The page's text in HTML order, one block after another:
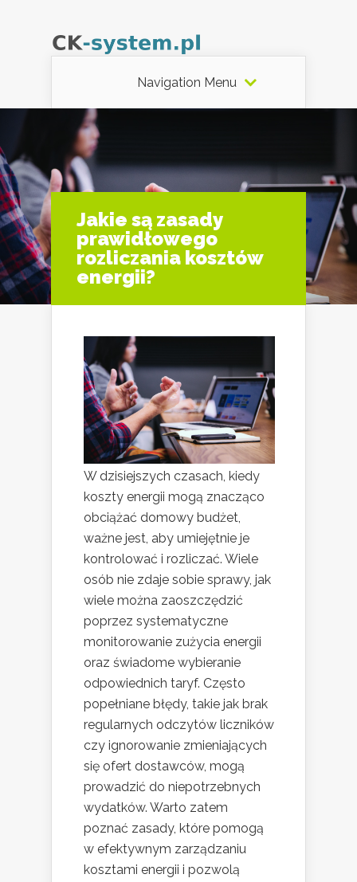
Navigation Menu
Jakie są zasady
prawidłowego
rozliczania kosztów
energii?
W dzisiejszych czasach, kiedy
koszty energii mogą znacząco
obciążać domowy budżet,
ważne jest, aby umiejętnie je
kontrolować i rozliczać. Wiele
osób nie zdaje sobie sprawy, jak
wiele można zaoszczędzić
poprzez systematyczne
monitorowanie zużycia energii
oraz świadome wybieranie
odpowiednich taryf. Często
popełniane błędy, takie jak brak
regularnych odczytów liczników
czy ignorowanie zmieniających
się ofert dostawców, mogą
prowadzić do niepotrzebnych
wydatków. Warto zatem
poznać zasady, które pomogą
w efektywnym zarządzaniu
kosztami energii i pozwolą